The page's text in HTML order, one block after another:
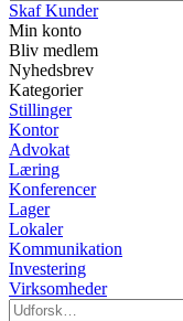
Skaf Kunder
Min konto
Bliv medlem
Nyhedsbrev
Kategorier
Stillinger
Kontor
Advokat
Læring
Konferencer
Lager
Lokaler
Kommunikation
Investering
Virksomheder